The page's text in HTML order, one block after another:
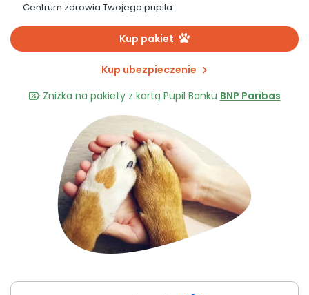
+48 790 277 277
Ubezpieczenie psa i kota
Centrum zdrowia Twojego pupila
Kup pakiet
Kup ubezpieczenie
Zniżka na pakiety z kartą Pupil Banku BNP Paribas